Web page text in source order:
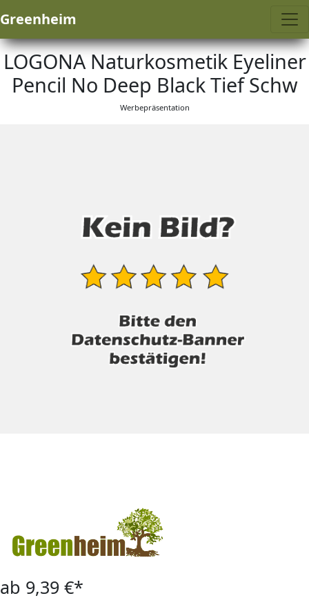
Greenheim
LOGONA Naturkosmetik Eyeliner
Pencil No Deep Black Tief Schw
Werbepräsentation
ab 9,39 €*